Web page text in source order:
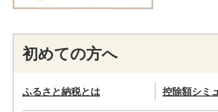
初めての方へ
ふるさと納税とは 控除額シミ